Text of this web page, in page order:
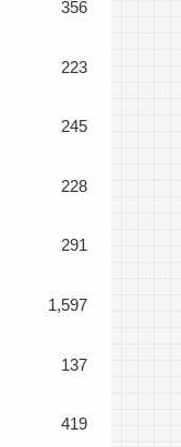
356
223
245
228
291
1,597
137
419